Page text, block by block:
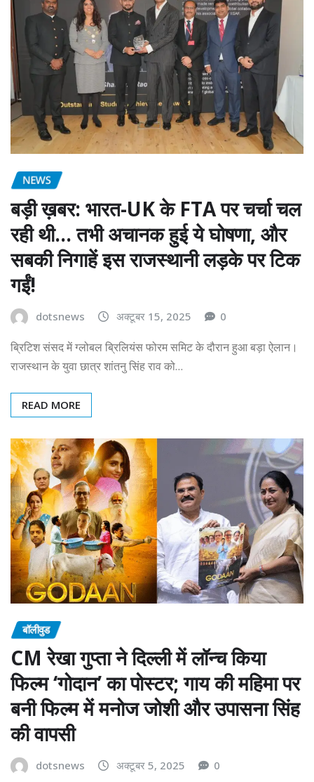
NEWS
बड़ी ख़बर: भारत-UK के FTA पर चर्चा चल
रही थी… तभी अचानक हुई ये घोषणा, और
सबकी निगाहें इस राजस्थानी लड़के पर टिक
गईं!
dotsnews अक्टूबर 15, 2025 0
ब्रिटिश संसद में ग्लोबल ब्रिलियंस फोरम समिट के दौरान हुआ बड़ा ऐलान।
राजस्थान के युवा छात्र शांतनु सिंह राव को…
READ MORE
बॉलीवुड
CM रेखा गुप्ता ने दिल्ली में लॉन्च किया
फिल्म ‘गोदान’ का पोस्टर; गाय की महिमा पर
बनी फिल्म में मनोज जोशी और उपासना सिंह
की वापसी
dotsnews अक्टूबर 5, 2025 0